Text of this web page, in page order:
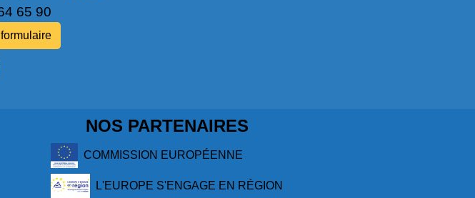
65 90
NOS PARTENAIRES
COMMISSION EUROPÉENNE
L'EUROPE S'ENGAGE EN RÉGION